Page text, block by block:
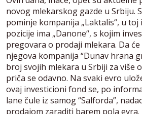
novog mlekarskog gazde u Srbiju.
pominje kompanija „Laktalis“, u toj
pozicije ima „Danone“, s kojim
pregovara o prodaji mlekara. Da će
njegova kompanija “Dunav hrana
broj svojih mlekara u Srbiji za više
priča se odavno. Na svaki evro
ovaj investicioni fond se, po
lane čule iz samog “Salforda”,
prodajom zaraditi barem pola evra.